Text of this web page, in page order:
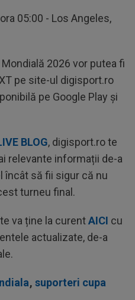
05:00 - Los Angeles,
2026 vor putea fi
pe site-ul digisport.ro
pe Google Play și
BLOG, digisport.ro te
relevante informații de-a
încât să fii sigur că nu
turneu final.
va ține la curentAICI cu
actualizate, de-a
, suporteri cupa